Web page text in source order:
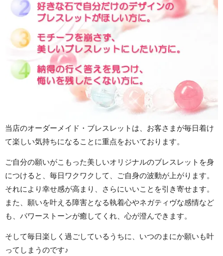
当店のオーダーメイド・ブレスレットは、お客さまが毎日着け
て楽しい気持ちになることに重点をおいております。
ご自分の願いがこもった美しいオリジナルのブレスレットを身
につけると、毎日ワクワクして、ご自身の波動が上がります。
それにより幸せ感が高まり、さらにいいことを引き寄せます。
また、願いを叶える障害となる執着心やネガティヴな感情など
も、パワーストーンが癒してくれ、心が澄んできます。
そして毎日楽しく過ごしているうちに、いつのまにか願いも叶
ってしまうのです♪